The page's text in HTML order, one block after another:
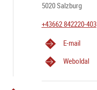
5020 Salzburg
+43662 842220-403
E-mail
Weboldal